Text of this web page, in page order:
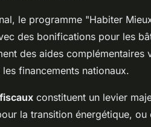
le programme "Habiter
des bonifications pour les
des aides
financements nationaux.
constituent un levier
la transition énergétique,